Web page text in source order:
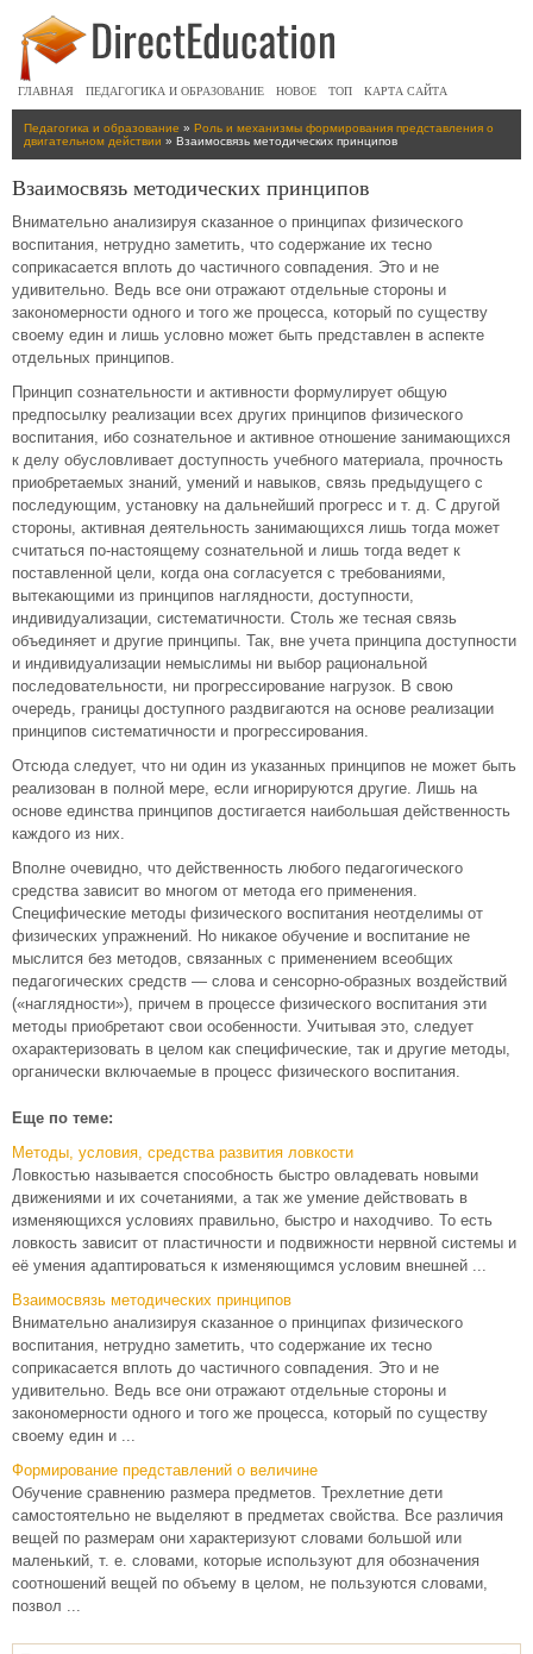
ГЛАВНАЯ ПЕДАГОГИКА И ОБРАЗОВАНИЕ НОВОЕ ТОП КАРТА САЙТА
Педагогика и образование » Роль и механизмы формирования представления о
двигательном действии » Взаимосвязь методических принципов
Взаимосвязь методических принципов
Внимательно анализируя сказанное о принципах физического
воспитания, нетрудно заметить, что содержание их тесно
соприкасается вплоть до частичного совпадения. Это и не
удивительно. Ведь все они отражают отдельные стороны и
закономерности одного и того же процесса, который по существу
своему един и лишь условно может быть представлен в аспекте
отдельных принципов.
Принцип сознательности и активности формулирует общую
предпосылку реализации всех других принципов физического
воспитания, ибо сознательное и активное отношение занимающихся
к делу обусловливает доступность учебного материала, прочность
приобретаемых знаний, умений и навыков, связь предыдущего с
последующим, установку на дальнейший прогресс и т. д. С другой
стороны, активная деятельность занимающихся лишь тогда может
считаться по-настоящему сознательной и лишь тогда ведет к
поставленной цели, когда она согласуется с требованиями,
вытекающими из принципов наглядности, доступности,
индивидуализации, систематичности. Столь же тесная связь
объединяет и другие принципы. Так, вне учета принципа доступности
и индивидуализации немыслимы ни выбор рациональной
последовательности, ни прогрессирование нагрузок. В свою
очередь, границы доступного раздвигаются на основе реализации
принципов систематичности и прогрессирования.
Отсюда следует, что ни один из указанных принципов не может быть
реализован в полной мере, если игнорируются другие. Лишь на
основе единства принципов достигается наибольшая действенность
каждого из них.
Вполне очевидно, что действенность любого педагогического
средства зависит во многом от метода его применения.
Специфические методы физического воспитания неотделимы от
физических упражнений. Но никакое обучение и воспитание не
мыслится без методов, связанных с применением всеобщих
педагогических средств — слова и сенсорно-образных воздействий
(«наглядности»), причем в процессе физического воспитания эти
методы приобретают свои особенности. Учитывая это, следует
охарактеризовать в целом как специфические, так и другие методы,
органически включаемые в процесс физического воспитания.
Еще по теме:
Методы, условия, средства развития ловкости
Ловкостью называется способность быстро овладевать новыми
движениями и их сочетаниями, а так же умение действовать в
изменяющихся условиях правильно, быстро и находчиво. То есть
ловкость зависит от пластичности и подвижности нервной системы и
её умения адаптироваться к изменяющимся условим внешней ...
Взаимосвязь методических принципов
Внимательно анализируя сказанное о принципах физического
воспитания, нетрудно заметить, что содержание их тесно
соприкасается вплоть до частичного совпадения. Это и не
удивительно. Ведь все они отражают отдельные стороны и
закономерности одного и того же процесса, который по существу
своему един и ...
Формирование представлений о величине
Обучение сравнению размера предметов. Трехлетние дети
самостоятельно не выделяют в предметах свойства. Все различия
вещей по размерам они характеризуют словами большой или
маленький, т. е. словами, которые используют для обозначения
соотношений вещей по объему в целом, не пользуются словами,
позвол ...